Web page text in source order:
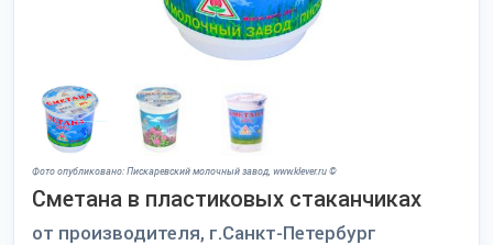
Фото опубликовано: Пискаревский молочный завод, www.klever.ru ©
Сметана в пластиковых стаканчиках
от производителя, г.Санкт-Петербург